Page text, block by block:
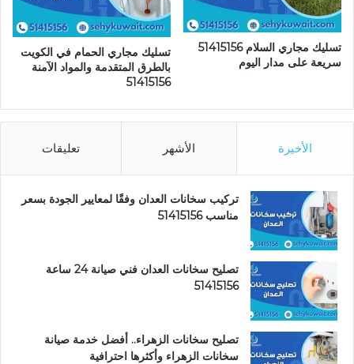
تسليك مجاري السلام 51415156
سريعة على مدار اليوم
تسليك مجاري الحمام في الكويت
بالطرق المتقدمة والمواد الآمنة
51415156
الأخيرة الأشهر تعليقات
تركيب سخانات العدان وفقًا لمعايير الجودة بسعر
مناسب 51415156
تصليح سخانات العدان فني صيانة 24 ساعة
51415156
تصليح سخانات الزهراء.. أفضل خدمة صيانة
سخانات الزهراء وأكثرها احترافية